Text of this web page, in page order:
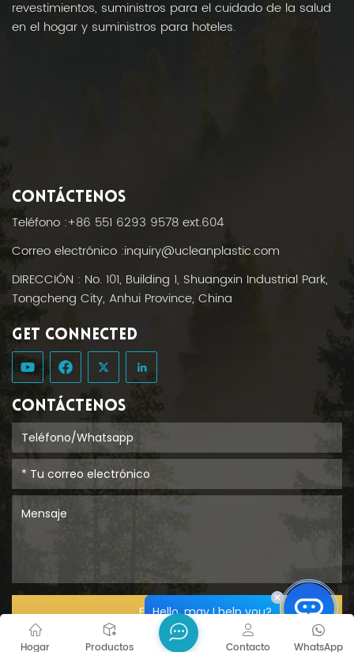
revestimientos, suministros para el cuidado de la salud
en el hogar y suministros para hoteles.
CONTÁCTENOS
Teléfono :+86 551 6293 9578 ext.604
Correo electrónico :inquiry@ucleanplastic.com
DIRECCIÓN : No. 101, Building 1, Shuangxin Industrial Park,
Tongcheng City, Anhui Province, China
GET CONNECTED
CONTÁCTENOS
ENTREGAR
Hogar Productos WhatsApp
Contacto
Hello, may I help you?